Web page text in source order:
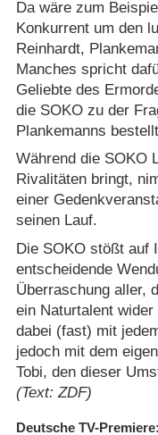
Da wäre zum
Konkurrent um den
Reinhardt,
Manches spricht
Geliebte des
die SOKO zu der
Plankemanns
Während die SOKO
Rivalitäten bringt,
einer
seinen Lauf.
Die SOKO stößt auf
entscheidende
Überraschung aller,
ein Naturtalent
dabei (fast) mit
jedoch mit dem
Tobi, den dieser
(Text: ZDF)
Deutsche TV-Premiere